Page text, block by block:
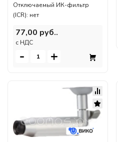
Отключаемый ИК-фильтр
(ICR): нет
77,00 руб..
c НДС
- +